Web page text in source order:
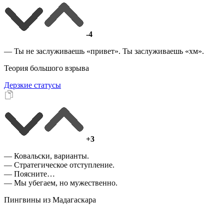
-4
— Ты не заслуживаешь «привет». Ты заслуживаешь «хм».
Теория большого взрыва
Дерзкие статусы
+3
— Ковальски, варианты.
— Стратегическое отступление.
— Поясните…
— Мы убегаем, но мужественно.
Пингвины из Мадагаскара